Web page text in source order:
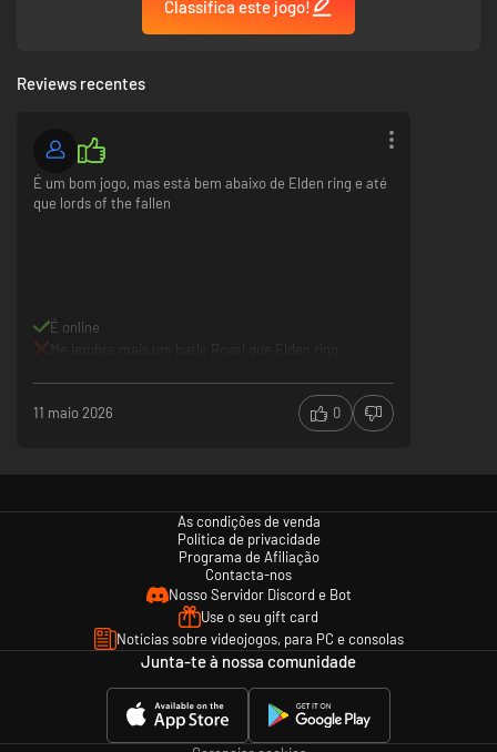
Classifica este jogo!
Reviews recentes
É um bom jogo, mas está bem abaixo de Elden ring e até
que lords of the fallen
É online
Me lembra mais um batle Royal que Elden ring
11 maio 2026 0
As condições de venda
Política de privacidade
Programa de Afiliação
Contacta-nos
Nosso Servidor Discord e Bot
Use o seu gift card
Notícias sobre videojogos, para PC e consolas
Junta-te à nossa comunidade